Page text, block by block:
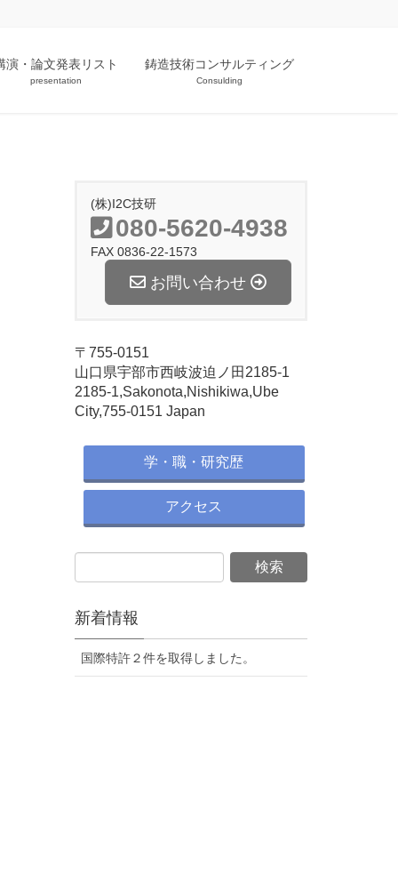
演・論文発表リスト
presentation
鋳造技術コンサルティング
Consulding
(株)I2C技研
080-5620-4938
FAX 0836-22-1573
お問い合わせ
〒755-0151
山口県宇部市西岐波迫ノ田2185-1
2185-1,Sakonota,Nishikiwa,Ube
City,755-0151 Japan
学・職・研究歴
アクセス
新着情報
国際特許２件を取得しました。